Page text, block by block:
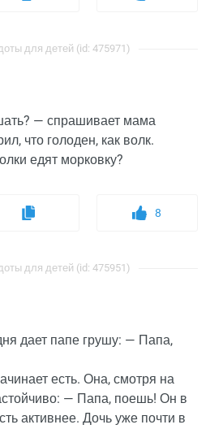
для детей (id: 475971)
— спрашивает мама
что голоден, как волк.
едят морковку?
8
для детей (id: 475951)
дает папе грушу: — Папа,
есть. Она, смотря на
— Папа, поешь! Он в
активнее. Дочь уже почти в